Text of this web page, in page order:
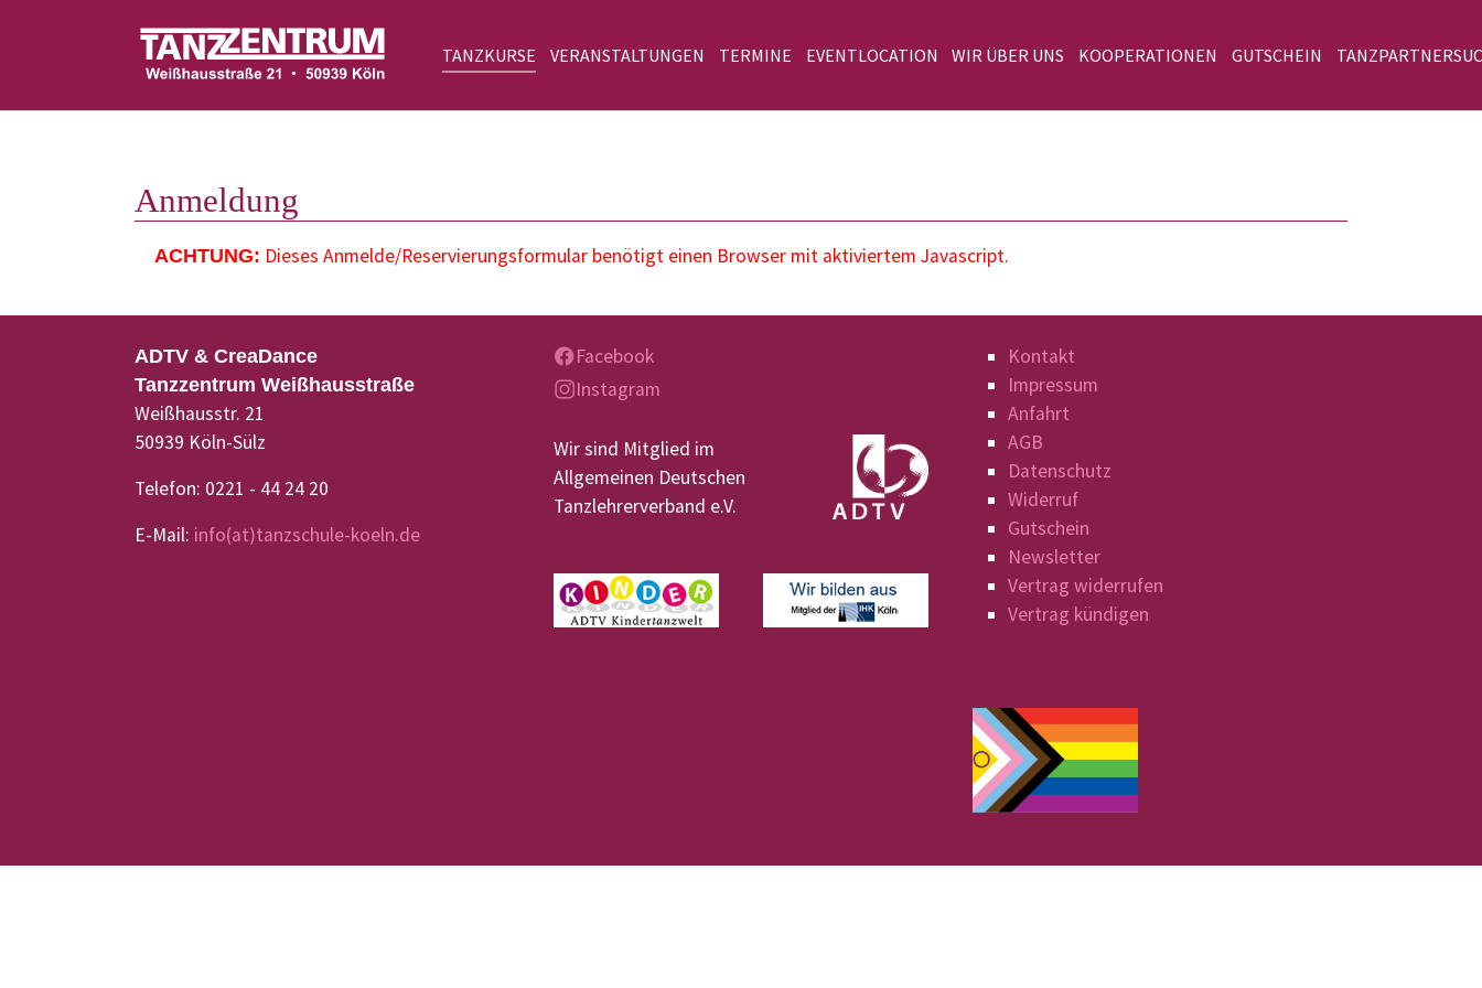
TANZKURSE VERANSTALTUNGEN TERMINE EVENTLOCATION WIR ÜBER UNS KOOPERATIONEN GUTSCHEIN
Anmeldung
ACHTUNG: Dieses Anmelde/Reservierungsformular benötigt einen Browser mit aktiviertem Javascript.
ADTV & CreaDance
Tanzzentrum Weißhausstraße
Weißhausstr. 21
50939 Köln-Sülz
Telefon: 0221 - 44 24 20
E-Mail: info(at)tanzschule-koeln.de
Facebook
Instagram
Wir sind Mitglied im
Allgemeinen Deutschen
Tanzlehrerverband e.V.
Kontakt
Impressum
Anfahrt
AGB
Datenschutz
Widerruf
Gutschein
Newsletter
Vertrag widerrufen
Vertrag kündigen